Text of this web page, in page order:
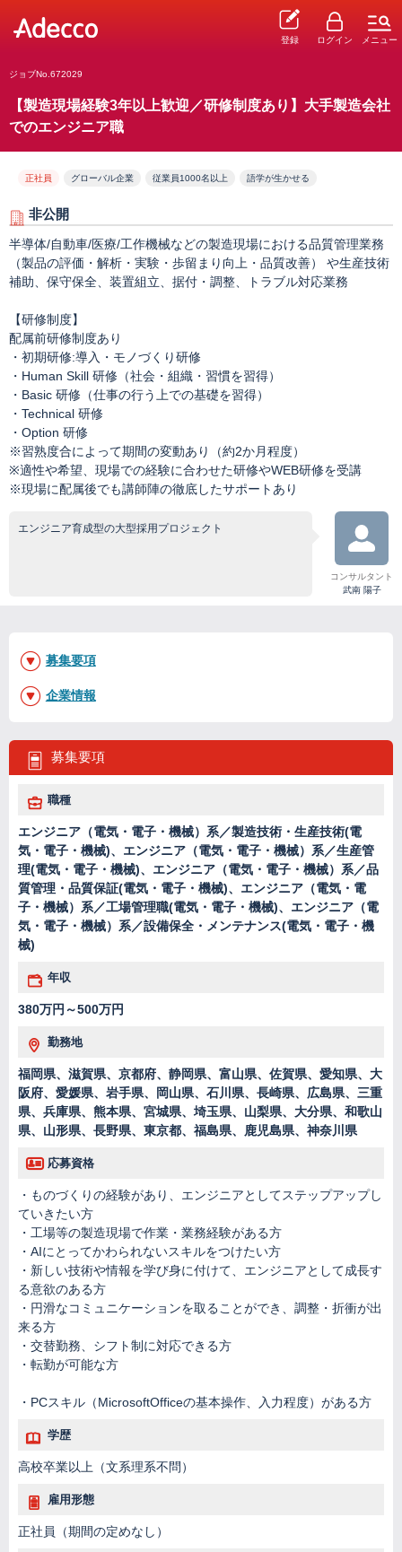
登録 ログイン メニュー
ジョブNo.672029
【製造現場経験3年以上歓迎／研修制度あり】大手製造会社
でのエンジニア職
正社員 グローバル企業 従業員1000名以上 語学が生かせる
非公開
半導体/自動車/医療/工作機械などの製造現場における品質管理業務
（製品の評価・解析・実験・歩留まり向上・品質改善） や生産技術
補助、保守保全、装置組立、据付・調整、トラブル対応業務
【研修制度】
配属前研修制度あり
・初期研修:導入・モノづくり研修
・Human Skill 研修（社会・組織・習慣を習得）
・Basic 研修（仕事の行う上での基礎を習得）
・Technical 研修
・Option 研修
※習熟度合によって期間の変動あり（約2か月程度）
※適性や希望、現場での経験に合わせた研修やWEB研修を受講
※現場に配属後でも講師陣の徹底したサポートあり
エンジニア育成型の大型採用プロジェクト
コンサルタント
武南 陽子
募集要項
職種
エンジニア（電気・電子・機械）系／製造技術・生産技術(電
気・電子・機械)、エンジニア（電気・電子・機械）系／生産管
理(電気・電子・機械)、エンジニア（電気・電子・機械）系／品
質管理・品質保証(電気・電子・機械)、エンジニア（電気・電
子・機械）系／工場管理職(電気・電子・機械)、エンジニア（電
気・電子・機械）系／設備保全・メンテナンス(電気・電子・機
械)
年収
380万円～500万円
勤務地
福岡県、滋賀県、京都府、静岡県、富山県、佐賀県、愛知県、大
阪府、愛媛県、岩手県、岡山県、石川県、長崎県、広島県、三重
県、兵庫県、熊本県、宮城県、埼玉県、山梨県、大分県、和歌山
県、山形県、長野県、東京都、福島県、鹿児島県、神奈川県
応募資格
・ものづくりの経験があり、エンジニアとしてステップアップし
ていきたい方
・工場等の製造現場で作業・業務経験がある方
・AIにとってかわられないスキルをつけたい方
・新しい技術や情報を学び身に付けて、エンジニアとして成⾧す
る意欲のある方
・円滑なコミュニケーションを取ることができ、調整・折衝が出
来る方
・交替勤務、シフト制に対応できる方
・転勤が可能な方
・PCスキル（MicrosoftOfficeの基本操作、入力程度）がある方
学歴
高校卒業以上（文系理系不問）
雇用形態
正社員（期間の定めなし）
募集要項
企業情報